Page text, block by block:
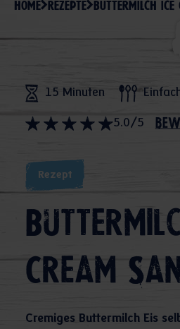
HOME REZEPTE BUTTERMILCH
15 Minuten
5.0/5
Rezept
Cream
Cremiges Buttermilch Eis